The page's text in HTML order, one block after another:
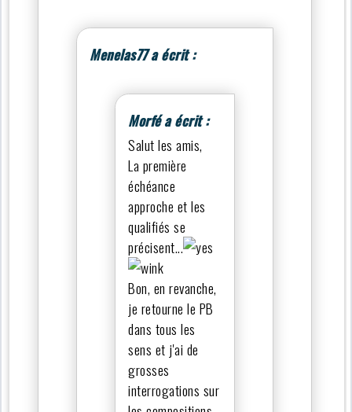
Menelas77 a écrit :
Morfé a écrit :
Salut les amis,
La première
échéance
approche et les
qualifiés se
précisent...
Bon, en revanche,
je retourne le PB
dans tous les
sens et j'ai de
grosses
interrogations sur